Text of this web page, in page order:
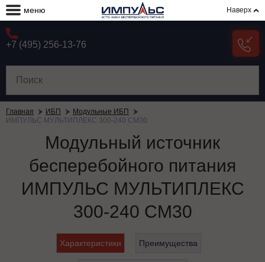
меню Наверх
+7 (495) 256-13-76
Главная ИБП
Модульные ИБП
ИМПУЛЬС МУЛЬТИПЛЕКС 300-240 СМ30
Модульный источник
бесперебойного питания
ИМПУЛЬС МУЛЬТИПЛЕКС
300-240 СМ30
Характеристики Преимущества